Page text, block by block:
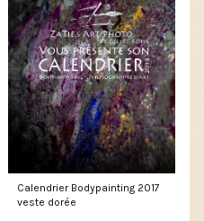
Calendrier Bodypainting 2017
veste dorée